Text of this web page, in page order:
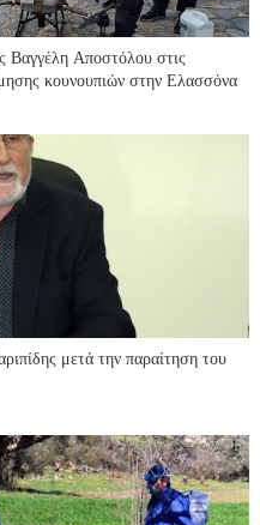
Βαγγέλη Αποστόλου στις
κουνουπιών στην Ελασσόνα
μετά την παραίτηση του